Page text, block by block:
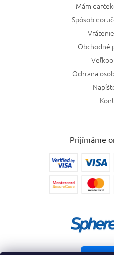
Mám
Spôsob
Obchodné
Ochrana
Prijímáme